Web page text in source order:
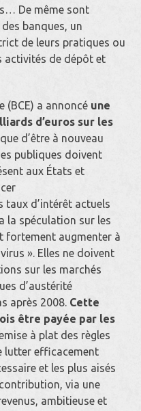
De même sont
banques, un
de leurs pratiques ou
activités de dépôt et
(BCE) a annoncé une
d’euros sur les
d’être à nouveau
publiques doivent
aux États et
taux d’intérêt actuels
la spéculation sur les
fortement augmenter à
». Elles ne doivent
sur les marchés
d’austérité
après 2008. Cette
être payée par les
à plat des règles
lutter efficacement
et les plus aisés
via une
ambitieuse et